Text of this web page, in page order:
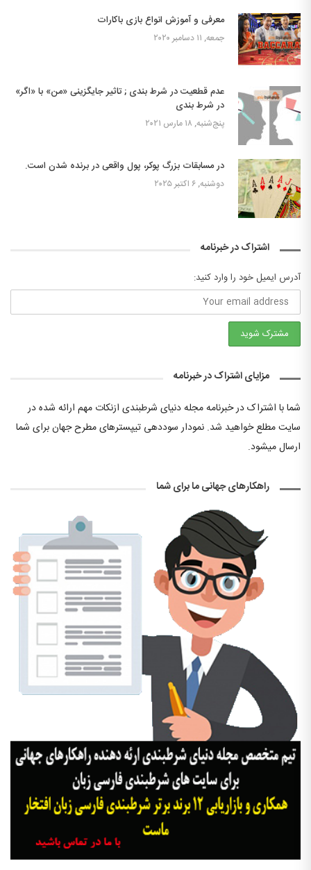
معرفی و آموزش انواع بازی باکارات
جمعه, ۱۱ دسامبر ۲۰۲۰
عدم قطعیت در شرط بندی ; تاثیر جایگزینی «من» با «اگر»
در شرط بندی
پنج‌شنبه, ۱۸ مارس ۲۰۲۱
در مسابقات بزرگ پوکر، پول واقعی در برنده شدن است.
دوشنبه, ۶ اکتبر ۲۰۲۵
اشتراک در خبرنامه
آدرس ایمیل خود را وارد کنید:
مزایای اشتراک در خبرنامه
شما با اشتراک در خبرنامه مجله دنیای شرطبندی ازنکات مهم ارائه شده در
سایت مطلع خواهید شد. نمودار سوددهی تیپسترهای مطرح جهان برای شما
ارسال میشود.
راهکارهای جهانی ما برای شما